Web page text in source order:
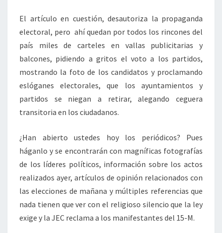
El artículo en cuestión, desautoriza la propaganda
electoral, pero ahí quedan por todos los rincones del
país miles de carteles en vallas publicitarias y
balcones, pidiendo a gritos el voto a los partidos,
mostrando la foto de los candidatos y proclamando
eslóganes electorales, que los ayuntamientos y
partidos se niegan a retirar, alegando ceguera
transitoria en los ciudadanos.
¿Han abierto ustedes hoy los periódicos? Pues
háganlo y se encontrarán con magníficas fotografías
de los líderes políticos, información sobre los actos
realizados ayer, artículos de opinión relacionados con
las elecciones de mañana y múltiples referencias que
nada tienen que ver con el religioso silencio que la ley
exige y la JEC reclama a los manifestantes del 15-M.